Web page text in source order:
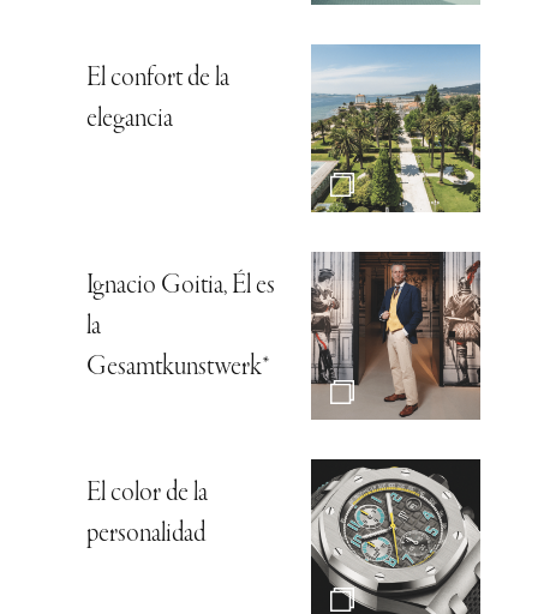
El confort de la
elegancia
Ignacio Goitia, Él es
la
Gesamtkunstwerk*
El color de la
personalidad